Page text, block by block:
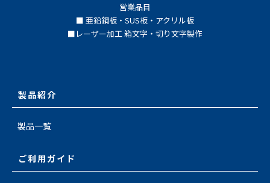
営業品目
■ 亜鉛鋼板・SUS板・アクリル板
■レーザー加工 箱文字・切り文字製作
製品紹介
製品一覧
ご利用ガイド